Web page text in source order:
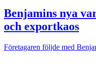
Benjamins nya
och exportkaos
Företagaren följde med